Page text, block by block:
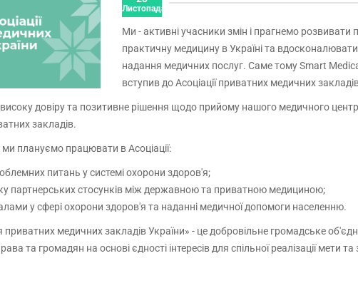
Листопада
Ми - активні учасники змін і прагнемо розвивати
практичну медицину в Україні та вдосконалювати
надання медичних послуг. Саме тому Smart
вступив до Асоціації приватних медичних
довіру та позитивне рішення щодо прийому нашого медичного
закладів.
плануємо працювати в Асоціації:
питань у системі охорони здоров'я;
партнерських стосунків між державною та приватною медициною;
у сфері охорони здоров'я та наданні медичної допомоги населенню.
приватних медичних закладів України» - це добровільне громадське
та громадян на основі єдності інтересів для спільної реалізації мети